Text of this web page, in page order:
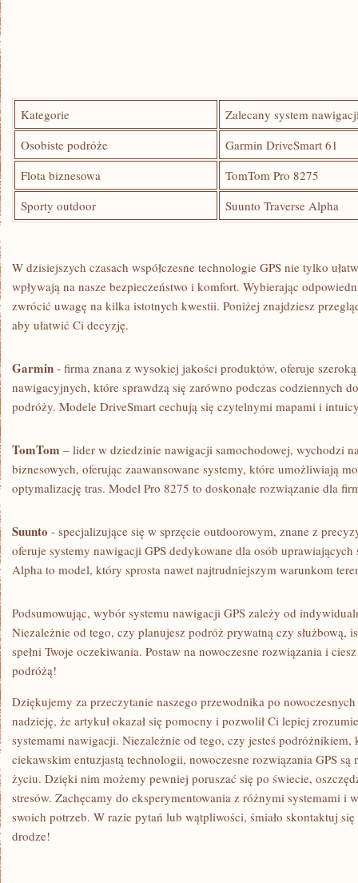
Kategorie
Zalecany system
Osobiste podróże
Garmin DriveSmart 61
Flota biznesowa
TomTom Pro 8275
Sporty outdoor
Suunto Traverse Alpha
W⁤ dzisiejszych czasach współczesne technologie GPS nie tylko
wpływają na nasze⁢ bezpieczeństwo i komfort. Wybierając
zwrócić uwagę na​ kilka istotnych kwestii. Poniżej znajdziesz
aby ułatwić Ci decyzję.
Garmin -​ firma znana z wysokiej jakości produktów, oferuje
nawigacyjnych, które sprawdzą się zarówno podczas codziennych
podróży. Modele DriveSmart cechują się czytelnymi mapami i
TomTom – lider w dziedzinie nawigacji samochodowej, wychodzi
biznesowych, oferując zaawansowane systemy, które umożliwiają
optymalizację tras. Model Pro 8275 to doskonałe rozwiązanie dla
Suunto ⁤- specjalizujące się w sprzęcie outdoorowym, znane z
oferuje systemy nawigacji GPS dedykowane dla osób uprawiających
Alpha to model, który sprosta nawet najtrudniejszym warunkom
Podsumowując, wybór systemu nawigacji GPS zależy od
Niezależnie od tego, czy planujesz podróż prywatną czy służbową,
spełni Twoje oczekiwania. Postaw na nowoczesne rozwiązania i
podróżą!
Dziękujemy za przeczytanie naszego przewodnika po
nadzieję, że artykuł okazał się pomocny i pozwolił Ci lepiej
systemami nawigacji. Niezależnie od tego, czy jesteś podróżnikiem,
ciekawskim entuzjastą technologii, nowoczesne rozwiązania GPS
życiu. Dzięki nim możemy pewniej poruszać⁣ się po świecie,
stresów. Zachęcamy do eksperymentowania z różnymi systemami i
swoich ⁤potrzeb. W razie pytań lub​ wątpliwości, śmiało​ skontaktuj
drodze!